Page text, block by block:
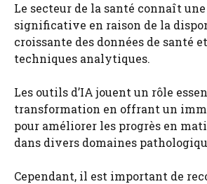
Le secteur de la santé connaît
significative en raison de la
croissante des données de santé
techniques analytiques.
Les outils d’IA jouent un rôle
transformation en offrant un
pour améliorer les progrès en
dans divers domaines
Cependant, il est important de